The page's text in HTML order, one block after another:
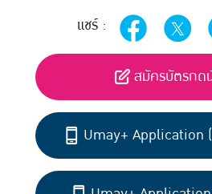
แชร์ :
สมัครบัตรกด
Umay+ Application